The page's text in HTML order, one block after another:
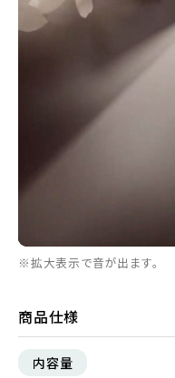
※拡大表示で音が出ます。
商品仕様
内容量